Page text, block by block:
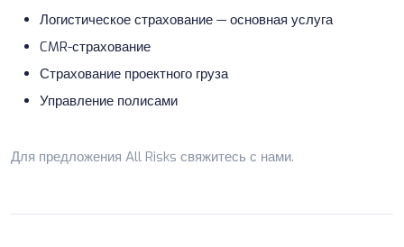
Логистическое страхование — основная услуга
CMR-страхование
Страхование проектного груза
Управление полисами
Для предложения All Risks свяжитесь с нами.